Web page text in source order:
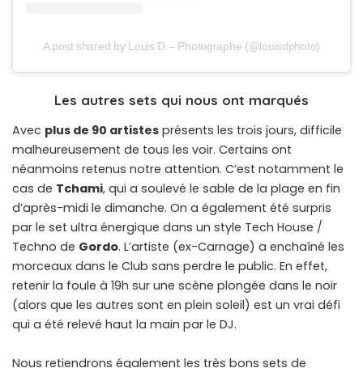
A post shared by Louis D – Photographe (@louisdphoto)
Les autres sets qui nous ont marqués
Avec plus de 90 artistes présents les trois jours, difficile
malheureusement de tous les voir. Certains ont
néanmoins retenus notre attention. C’est notamment le
cas de Tchami, qui a soulevé le sable de la plage en fin
d’après-midi le dimanche. On a également été surpris
par le set ultra énergique dans un style Tech House /
Techno de Gordo. L’artiste (ex-Carnage) a enchaîné les
morceaux dans le Club sans perdre le public. En effet,
retenir la foule à 19h sur une scène plongée dans le noir
(alors que les autres sont en plein soleil) est un vrai défi
qui a été relevé haut la main par le DJ.
Nous retiendrons également les très bons sets de